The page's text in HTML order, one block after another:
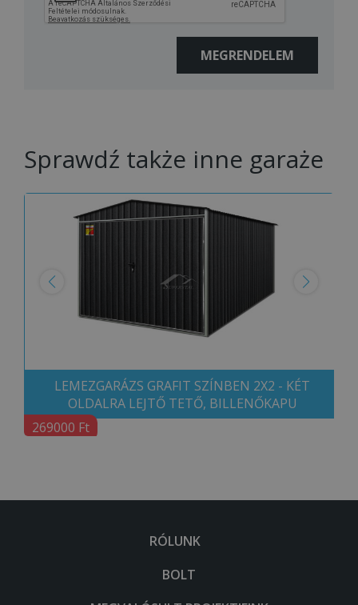
Sprawdź także inne garaże
LEMEZGARÁZS GRAFIT SZÍNBEN 2X2 - KÉT
OLDALRA LEJTŐ TETŐ, BILLENŐKAPU
269000 Ft
RÓLUNK
BOLT